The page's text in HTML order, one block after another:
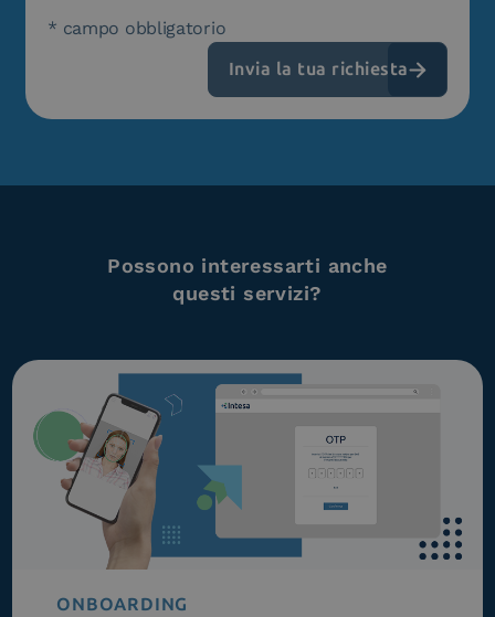
* campo obbligatorio
Possono interessarti anche
questi servizi?
ONBOARDING